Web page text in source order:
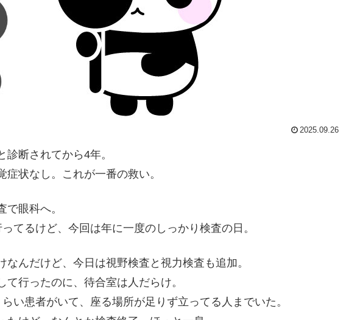
2025.09.26
診断されてから4年。
症状なし。これが一番の救い。
で眼科へ。
てるけど、今回は年に一度のしっかり検査の日。
なんだけど、今日は視野検査と視力検査も追加。
て行ったのに、待合室は人だらけ。
い患者がいて、座る場所が足りず立ってる人までいた。